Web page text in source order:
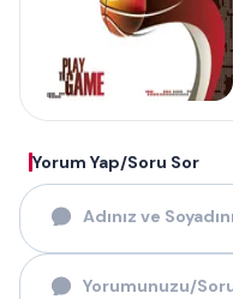
Yorum Yap/Soru Sor